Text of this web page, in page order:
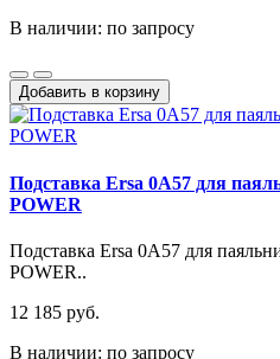
В наличии: по запросу
Добавить в корзину
Подставка Ersa 0A57 для
POWER
Подставка Ersa 0A57 для
POWER..
12 185 руб.
В наличии: по запросу